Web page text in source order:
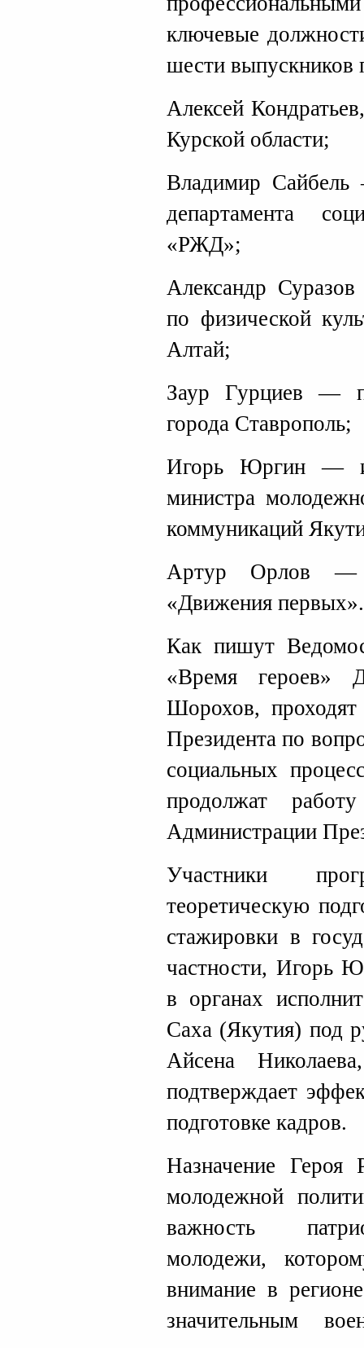
ключевые
шести выпускников
Алексей
Курской области;
Владимир Сайбель
департамента
«РЖД»;
Александр
по физической
Алтай;
Заур Гурциев —
города Ставрополь;
Игорь Юргин —
министра
коммуникаций
Артур Орлов —
«Движения первых».
Как пишут
«Время героев»
Шорохов,
Президента по
социальных
продолжат
Администрации
Участники
теоретическую
стажировки в
частности, Игорь
в органах
Саха (Якутия) под
Айсена
подтверждает
подготовке кадров.
Назначение
молодежной
важность
молодежи,
внимание в
значительным